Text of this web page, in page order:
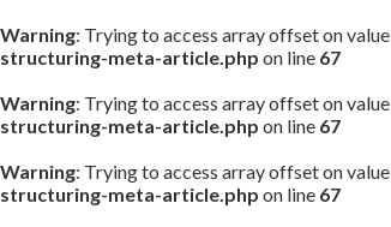
Warning: Trying to access array offset on
structuring-meta-article.php on line 67
Warning: Trying to access array offset on
structuring-meta-article.php on line 67
Warning: Trying to access array offset on
structuring-meta-article.php on line 67